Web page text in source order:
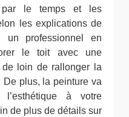
par le temps et les
les explications de
un professionnel en
le toit avec une
de loin de rallonger la
plus, la peinture va
l’esthétique à votre
de plus de détails sur